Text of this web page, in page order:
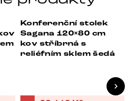
-21%
Konferenční stolek
Sagana 120×80 cm
kov stříbrná s
reliéfním sklem šedá